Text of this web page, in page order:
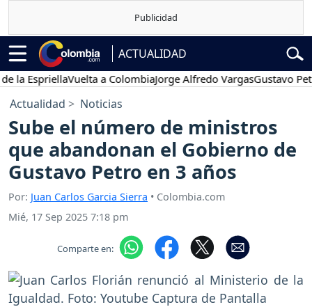
ACTUALIDAD
Vuelta a ColombiaJorge Alfredo VargasGustavo Petro
Actualidad Noticias
Sube el número de ministros
que abandonan el Gobierno de
Gustavo Petro en 3 años
Por: Juan Carlos Garcia Sierra • Colombia.com
Mié, 17 Sep 2025 7:18 pm
Comparte en: